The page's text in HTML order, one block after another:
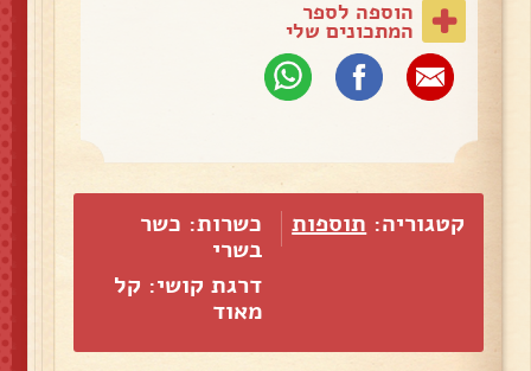
הוספה לספר
המתכונים שלי
קטגוריה: תוספות
כשרות: כשר
בשרי
דרגת קושי: קל
מאוד